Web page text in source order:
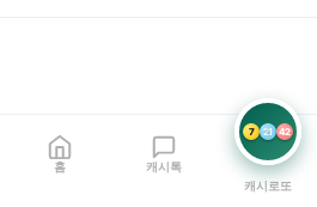
홈 캐시톡
7 21 42
캐시로또